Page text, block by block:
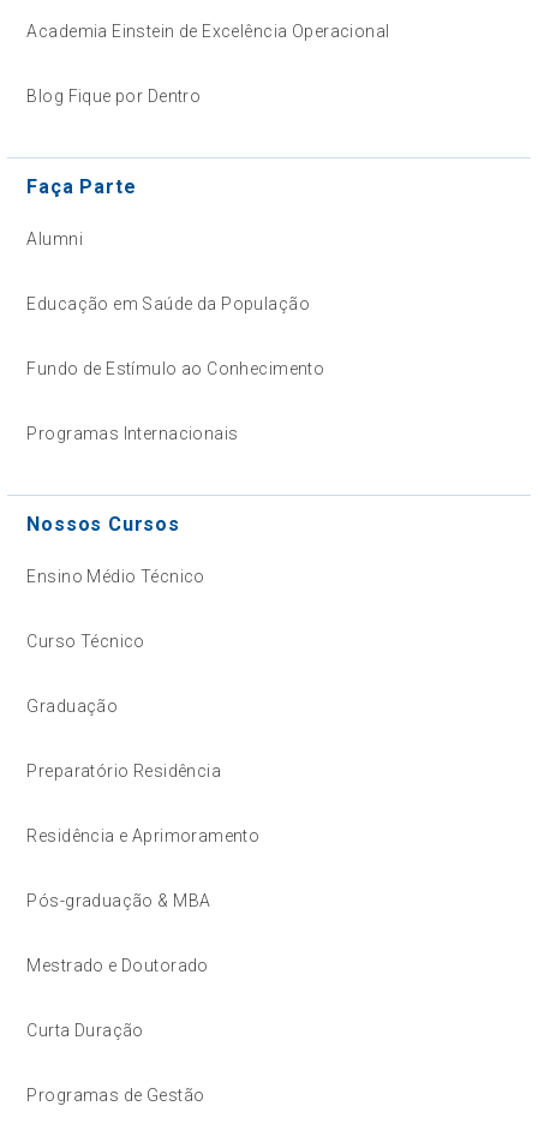
Academia Einstein de Excelência Operacional
Blog Fique por Dentro
Faça Parte
Alumni
Educação em Saúde da População
Fundo de Estímulo ao Conhecimento
Programas Internacionais
Nossos Cursos
Ensino Médio Técnico
Curso Técnico
Graduação
Preparatório Residência
Residência e Aprimoramento
Pós-graduação & MBA
Mestrado e Doutorado
Curta Duração
Programas de Gestão